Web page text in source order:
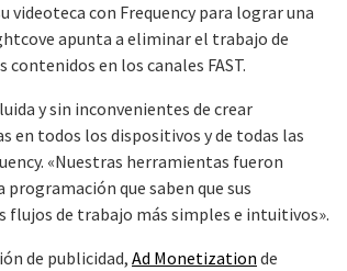
videoteca con Frequency para lograr una
apunta a eliminar el trabajo de
en los canales FAST.
y sin inconvenientes de crear
en todos los dispositivos y de todas las
«Nuestras herramientas fueron
que saben que sus
flujos de trabajo más simples e intuitivos».
de publicidad, Ad Monetization de